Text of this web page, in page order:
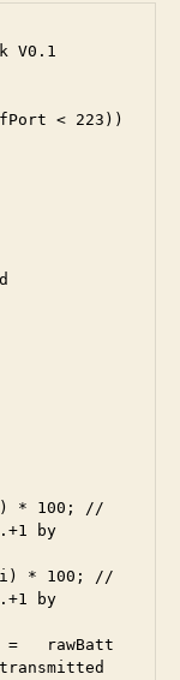
V0.1
< 223))
by
by